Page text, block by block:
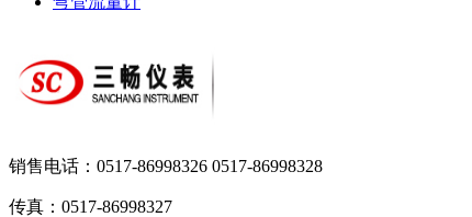
销售电话：0517-86998326 0517-86998328
传真：0517-86998327